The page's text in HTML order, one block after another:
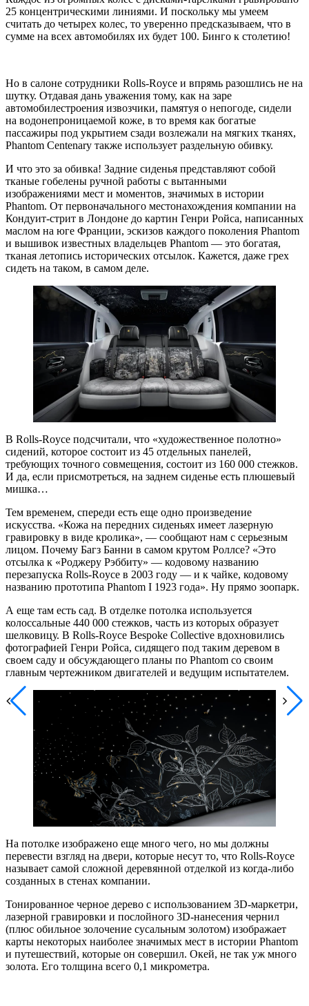
25 концентрическими линиями. И поскольку мы умеем
считать до четырех колес, то уверенно предсказываем, что в
сумме на всех автомобилях их будет 100. Бинго к столетию!
Но в салоне сотрудники Rolls-Royce и впрямь разошлись не на
шутку. Отдавая дань уважения тому, как на заре
автомобилестроения извозчики, памятуя о непогоде, сидели
на водонепроницаемой коже, в то время как богатые
пассажиры под укрытием сзади возлежали на мягких тканях,
Phantom Centenary также использует раздельную обивку.
И что это за обивка! Задние сиденья представляют собой
тканые гобелены ручной работы с вытанными
изображениями мест и моментов, значимых в истории
Phantom. От первоначального местонахождения компании на
Кондуит-стрит в Лондоне до картин Генри Ройса, написанных
маслом на юге Франции, эскизов каждого поколения Phantom
и вышивок известных владельцев Phantom — это богатая,
тканая летопись исторических отсылок. Кажется, даже грех
сидеть на таком, в самом деле.
В Rolls-Royce подсчитали, что «художественное полотно»
сидений, которое состоит из 45 отдельных панелей,
требующих точного совмещения, состоит из 160 000 стежков.
И да, если присмотреться, на заднем сиденье есть плюшевый
мишка…
Тем временем, спереди есть еще одно произведение
искусства. «Кожа на передних сиденьях имеет лазерную
гравировку в виде кролика», — сообщают нам с серьезным
лицом. Почему Багз Банни в самом крутом Роллсе? «Это
отсылка к «Роджеру Рэббиту» — кодовому названию
перезапуска Rolls-Royce в 2003 году — и к чайке, кодовому
названию прототипа Phantom I 1923 года». Ну прямо зоопарк.
А еще там есть сад. В отделке потолка используется
колоссальные 440 000 стежков, часть из которых образует
шелковицу. В Rolls-Royce Bespoke Collective вдохновились
фотографией Генри Ройса, сидящего под таким деревом в
своем саду и обсуждающего планы по Phantom со своим
главным чертежником двигателей и ведущим испытателем.
На потолке изображено еще много чего, но мы должны
перевести взгляд на двери, которые несут то, что Rolls-Royce
называет самой сложной деревянной отделкой из когда-либо
созданных в стенах компании.
Тонированное черное дерево с использованием 3D-маркетри,
лазерной гравировки и послойного 3D-нанесения чернил
(плюс обильное золочение сусальным золотом) изображает
карты некоторых наиболее значимых мест в истории Phantom
и путешествий, которые он совершил. Окей, не так уж много
золота. Его толщина всего 0,1 микрометра.